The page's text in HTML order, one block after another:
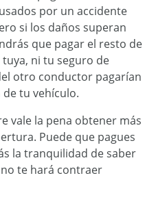
por un accidente
si los daños superan
que pagar el resto de
ni tu seguro de
otro conductor pagarían
tu vehículo.
vale la pena obtener más
Puede que pagues
la tranquilidad de saber
te hará contraer